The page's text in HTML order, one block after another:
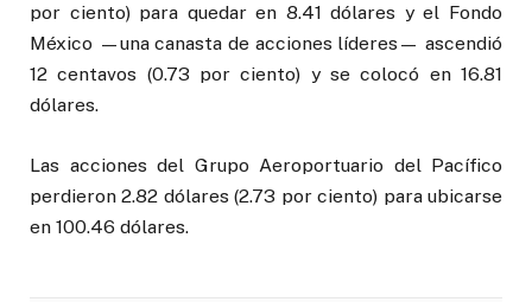
por ciento) para quedar en 8.41 dólares y el Fondo
México —una canasta de acciones líderes— ascendió
12 centavos (0.73 por ciento) y se colocó en 16.81
dólares.
Las acciones del Grupo Aeroportuario del Pacífico
perdieron 2.82 dólares (2.73 por ciento) para ubicarse
en 100.46 dólares.